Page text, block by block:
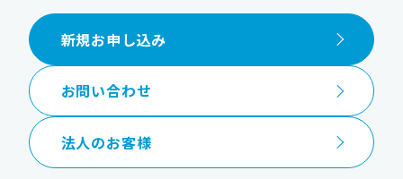
新規お申し込み
お問い合わせ
法人のお客様